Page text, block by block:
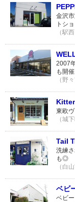
金沢
トシ
（駅
2007
も開催
（野
東欧
（城
Tail
洗練
も◎
（白
ベビ
ベビ